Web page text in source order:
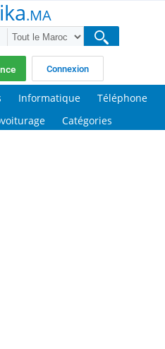
.MA
Connexion
Informatique
Téléphone
Catégories